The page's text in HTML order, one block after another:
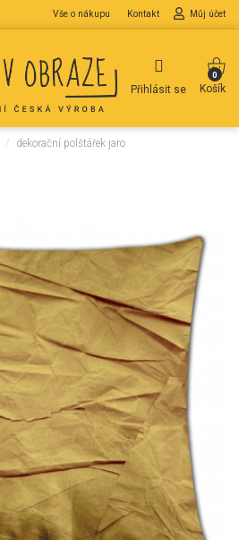
Vše o nákupu Kontakt Můj účet
Přihlásit se
0
Košík
dekorační polštářek jaro